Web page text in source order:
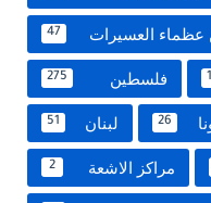
العسيرات 47
فلسطين 275
26 لبنان 51
مراكز الاشعة 2